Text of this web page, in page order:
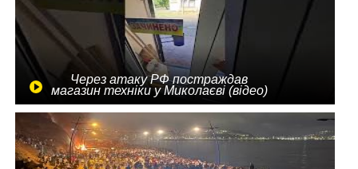
Через атаку РФ постраждав
магазин техніки у Миколаєві (відео)